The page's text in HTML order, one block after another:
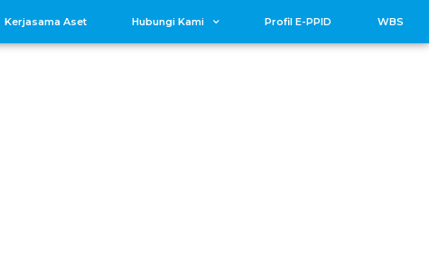
Kerjasama Aset Hubungi Kami Profil E-PPID WBS